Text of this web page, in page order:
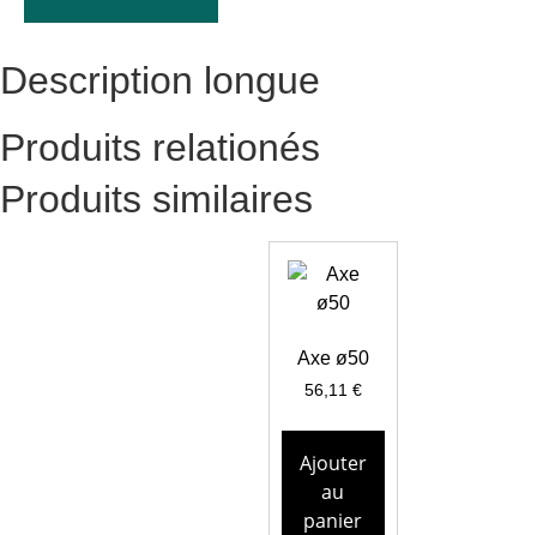
Description longue
Produits relationés
Produits similaires
Axe ø50
56,11 €
Ajouter
au
panier